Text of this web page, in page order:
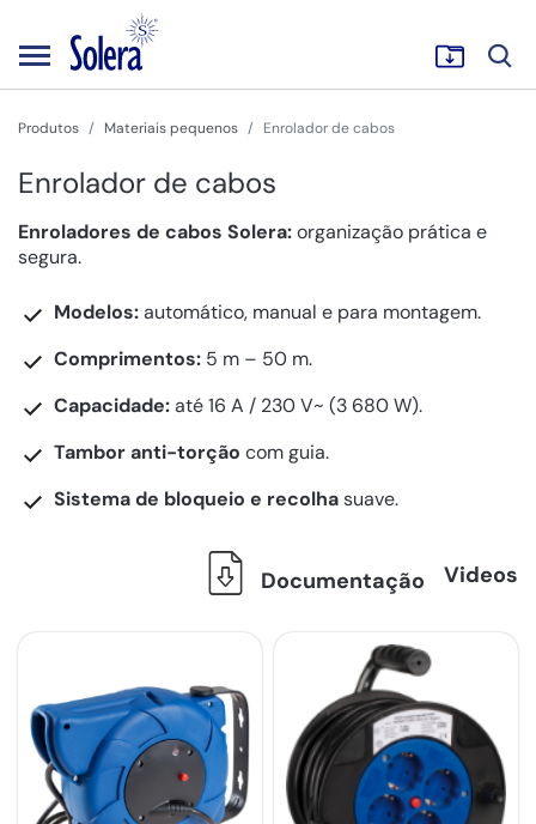
Produtos Materiais pequenos Enrolador de cabos
Enrolador de cabos
Enroladores de cabos Solera:organização prática e
segura.
Modelos:automático, manual e para montagem.
Comprimentos: 5 m – 50 m.
Capacidade:até 16 A / 230 V~ (3 680 W).
Tambor anti-torção com guia.
Sistema de bloqueio e recolhasuave.
Documentação Videos